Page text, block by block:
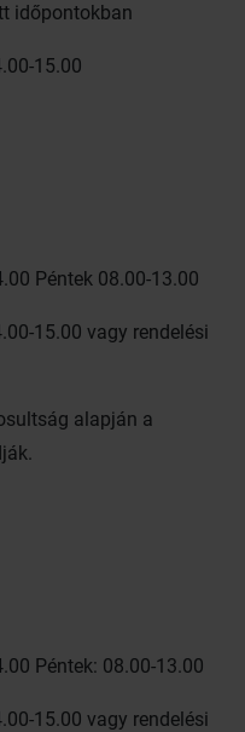
időpontokban
15.00
Péntek 08.00-13.00
15.00 vagy rendelési
alapján a
Péntek: 08.00-13.00
15.00 vagy rendelési